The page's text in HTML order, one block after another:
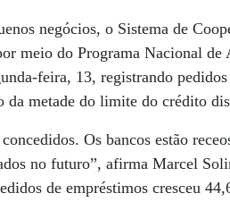
negócios, o Sistema de
meio do Programa Nacional de
feira, 13, registrando
da metade do limite do crédito
Os bancos estão
no futuro”, afirma Marcel
de empréstimos cresceu